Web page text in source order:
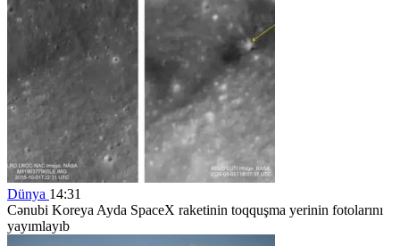
Dünya 14:31
Cənubi Koreya Ayda SpaceX raketinin toqquşma yerinin fotolarını
yayımlayıb